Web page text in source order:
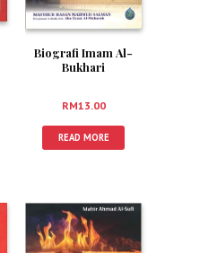
Biografi Imam Al-
Bukhari
RM13.00
READ MORE